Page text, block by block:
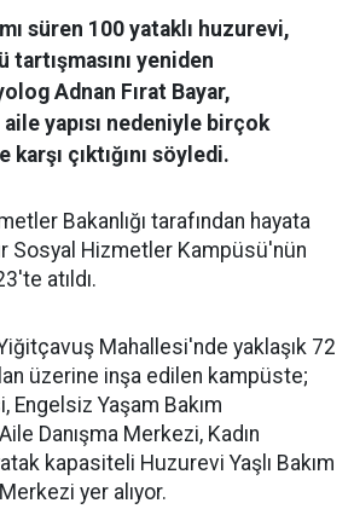
süren 100 yataklı huzurevi,
yeniden
Adnan Fırat Bayar,
yapısı nedeniyle birçok
çıktığını söyledi.
Bakanlığı tarafından hayata
Sosyal Hizmetler Kampüsü'nün
atıldı.
Mahallesi'nde yaklaşık 72
üzerine inşa edilen kampüste;
Engelsiz Yaşam Bakım
Danışma Merkezi, Kadın
kapasiteli Huzurevi Yaşlı Bakım
yer alıyor.